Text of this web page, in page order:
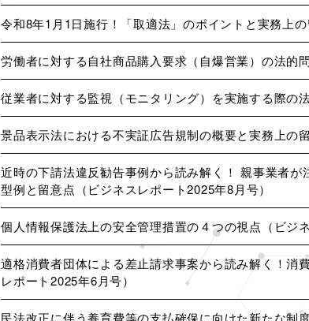
令和8年1月1日施行！「取適法」のポイントと実務上
労働者に対する自社商品購入要求（自爆営業）の法的
従業者に対する監視（モニタリング）を実施する際の
景品表示法における不実証広告規制の概要と実務上の
近時の下請法違反勧告事例から読み解く！ 親事業者
型例と留意点（ビジネスレポート2025年8月号）
個人情報保護法上の安全管理措置の４つの視点（ビジ
適格消費者団体による差止請求事案から読み解く！消
レポート2025年6月号）
民法改正に伴う養育費等の支払確保に向けた新たな制